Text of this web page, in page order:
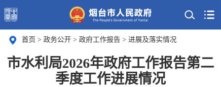
首页 > 政务公开 > 政府工作报告 > 进展及落实情况
市水利局2026年政府工作报告第二
季度工作进展情况